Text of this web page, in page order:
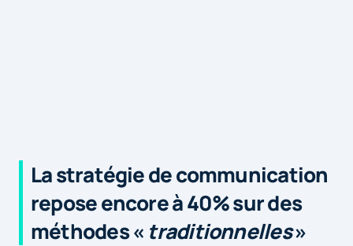
La stratégie de communication
repose encore à 40% sur des
méthodes « traditionnelles»